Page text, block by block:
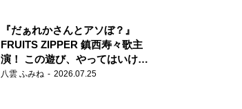
『だぁれかさんとアソぼ？』
FRUITS ZIPPER 鎮西寿々歌主
演！ この遊び、やってはいけま
せん。
八雲 ふみね 2026.07.25